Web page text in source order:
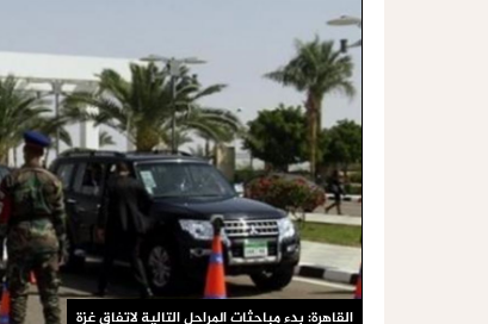
القاهرة: بدء مباحثات المراحل التالية لاتفاق غزة